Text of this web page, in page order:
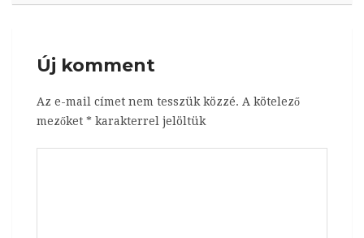
Új komment
Az e-mail címet nem tesszük közzé. A kötelező
mezőket * karakterrel jelöltük